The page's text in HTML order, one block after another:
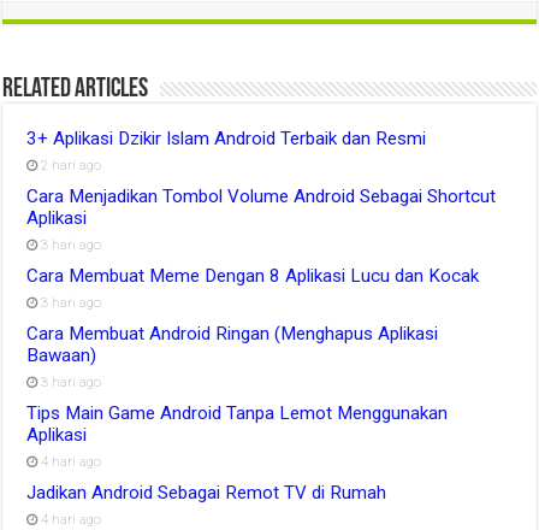
Related Articles
3+ Aplikasi Dzikir Islam Android Terbaik dan Resmi
2 hari ago
Cara Menjadikan Tombol Volume Android Sebagai Shortcut
Aplikasi
3 hari ago
Cara Membuat Meme Dengan 8 Aplikasi Lucu dan Kocak
3 hari ago
Cara Membuat Android Ringan (Menghapus Aplikasi
Bawaan)
3 hari ago
Tips Main Game Android Tanpa Lemot Menggunakan
Aplikasi
4 hari ago
Jadikan Android Sebagai Remot TV di Rumah
4 hari ago